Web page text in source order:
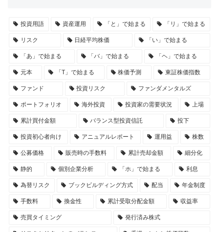
投資用語 資産運用 「と」で始まる 「リ」で始まる
リスク 日経平均株価 「い」で始まる
「あ」で始まる 「バ」で始まる 「ヘ」で始まる
元本 「T」で始まる 株価予測 東証株価指数
ファンド 投資リスク ファンダメンタルズ
ポートフォリオ 海外投資 投資家の需要状況 上場
累計買付金額 バランス型投資信託 投下
投資初心者向け アニュアルレポート 運用益 株数
公募価格 販売時の手数料 累計売却金額 細分化
静的 個別企業分析 「ホ」で始まる 利息
為替リスク ブックビルディング方式 配当 年金制度
手数料 換金性 累計受取分配金額 収益率
売買タイミング 発行済み株式